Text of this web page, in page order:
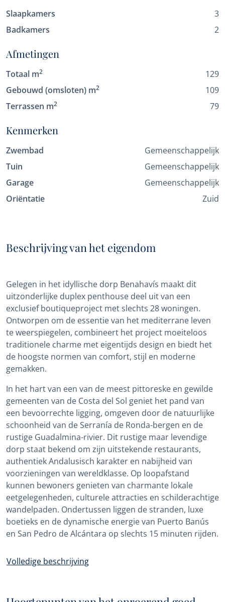
Slaapkamers
3
Badkamers
2
Afmetingen
Totaal m2
129
Gebouwd (omsloten) m2
109
Terrassen m2 79
Kenmerken
Zwembad
Gemeenschappelijk
Tuin
Gemeenschappelijk
Garage
Gemeenschappelijk
Oriëntatie
Zuid
Beschrijving van het eigendom
Gelegen in het idyllische dorp Benahavís maakt dit
uitzonderlijke duplex penthouse deel uit van een
exclusief boutiqueproject met slechts 28 woningen.
Ontworpen om de essentie van het mediterrane leven
te weerspiegelen, combineert het project moeiteloos
traditionele charme met eigentijds design en biedt het
de hoogste normen van comfort, stijl en moderne
gemakken.
In het hart van een van de meest pittoreske en gewilde
gemeenten van de Costa del Sol geniet het pand van
een bevoorrechte ligging, omgeven door de natuurlijke
schoonheid van de Serranía de Ronda-bergen en de
rustige Guadalmina-rivier. Dit rustige maar levendige
dorp staat bekend om zijn uitstekende restaurants,
authentiek Andalusisch karakter en nabijheid van
voorzieningen van wereldklasse. Op loopafstand
kunnen bewoners genieten van charmante lokale
eetgelegenheden, culturele attracties en schilderachtige
wandelpaden. Ondertussen liggen de stranden, luxe
boetieks en de dynamische energie van Puerto Banús
en San Pedro de Alcántara op slechts 15 minuten rijden.
Volledige beschrijving